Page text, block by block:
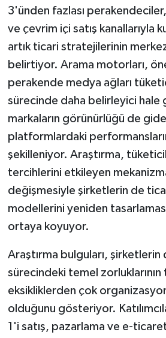
3'ünden fazlası
ve çevrim içi satış kanallarıyla
artık ticari stratejilerinin
belirtiyor. Arama motorları,
perakende medya ağları
sürecinde daha belirleyici hale
markaların görünürlüğü de
platformlardaki
şekilleniyor. Araştırma,
tercihlerini etkileyen
değişmesiyle şirketlerin de
modellerini yeniden
ortaya koyuyor.
Araştırma bulguları, şirketlerin
sürecindeki temel
eksikliklerden çok
olduğunu gösteriyor.
1'i satış, pazarlama ve e-